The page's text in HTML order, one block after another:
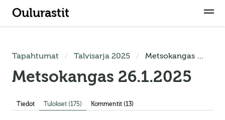
Oulurastit
Tapahtumat Talvisarja 2025 Metsokangas 26.1.2025
Metsokangas 26.1.2025
Tiedot Tulokset (175) Kommentit (13)